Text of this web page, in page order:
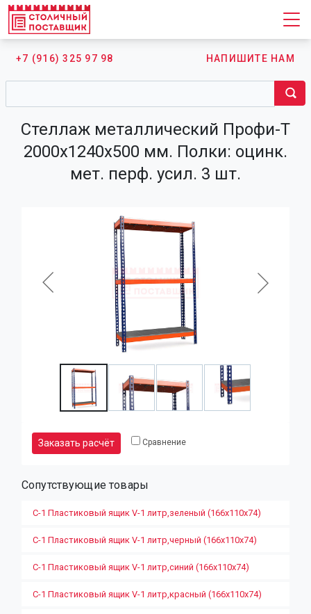
+7 (916) 325 97 98 НАПИШИТЕ НАМ
Стеллаж металлический Профи-Т
2000х1240х500 мм. Полки: оцинк.
мет. перф. усил. 3 шт.
Заказать расчёт Сравнение
Сопутствующие товары
С-1 Пластиковый ящик V-1 литр,зеленый (166х110х74)
С-1 Пластиковый ящик V-1 литр,черный (166х110х74)
С-1 Пластиковый ящик V-1 литр,синий (166х110х74)
С-1 Пластиковый ящик V-1 литр,красный (166х110х74)